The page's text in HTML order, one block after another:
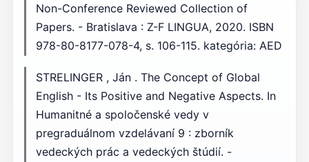
Non-Conference Reviewed Collection of
Papers. - Bratislava : Z-F LINGUA, 2020. ISBN
978-80-8177-078-4, s. 106-115. kategória: AED
STRELINGER , Ján . The Concept of Global
English - Its Positive and Negative Aspects. In
Humanitné a spoločenské vedy v
pregraduálnom vzdelávaní 9 : zborník
vedeckých prác a vedeckých štúdií. -